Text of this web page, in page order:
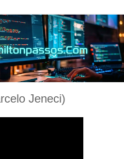
Jeneci)